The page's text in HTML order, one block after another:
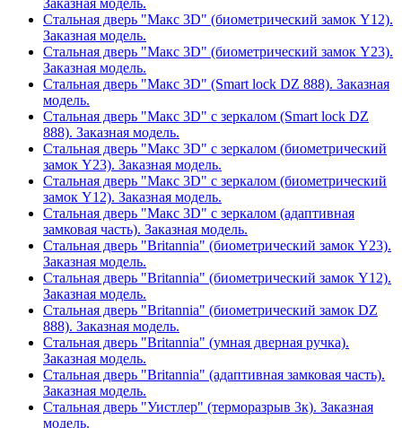
Заказная модель.
Стальная дверь "Макс 3D" (биометрический замок Y12).
Заказная модель.
Стальная дверь "Макс 3D" (биометрический замок Y23).
Заказная модель.
Стальная дверь "Макс 3D" (Smart lock DZ 888). Заказная
модель.
Стальная дверь "Макс 3D" с зеркалом (Smart lock DZ
888). Заказная модель.
Стальная дверь "Макс 3D" с зеркалом (биометрический
замок Y23). Заказная модель.
Стальная дверь "Макс 3D" с зеркалом (биометрический
замок Y12). Заказная модель.
Стальная дверь "Макс 3D" с зеркалом (адаптивная
замковая часть). Заказная модель.
Стальная дверь "Britannia" (биометрический замок Y23).
Заказная модель.
Стальная дверь "Britannia" (биометрический замок Y12).
Заказная модель.
Стальная дверь "Britannia" (биометрический замок DZ
888). Заказная модель.
Стальная дверь "Britannia" (умная дверная ручка).
Заказная модель.
Стальная дверь "Britannia" (адаптивная замковая часть).
Заказная модель.
Стальная дверь "Уистлер" (терморазрыв 3к). Заказная
модель.